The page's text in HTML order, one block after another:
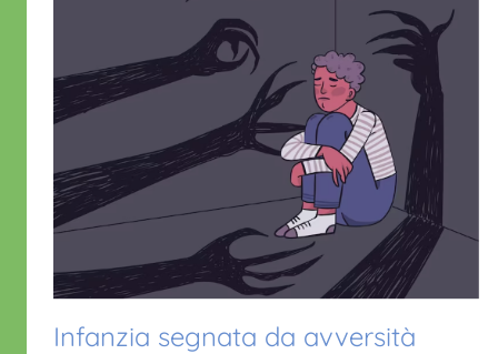
Infanzia segnata da avversità